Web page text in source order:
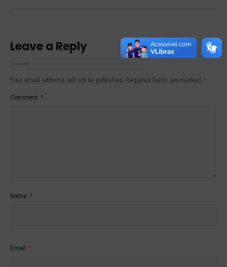
Leave a Reply
Your email address will not be published. Required fields are marked *
Comment *
Name *
Email *